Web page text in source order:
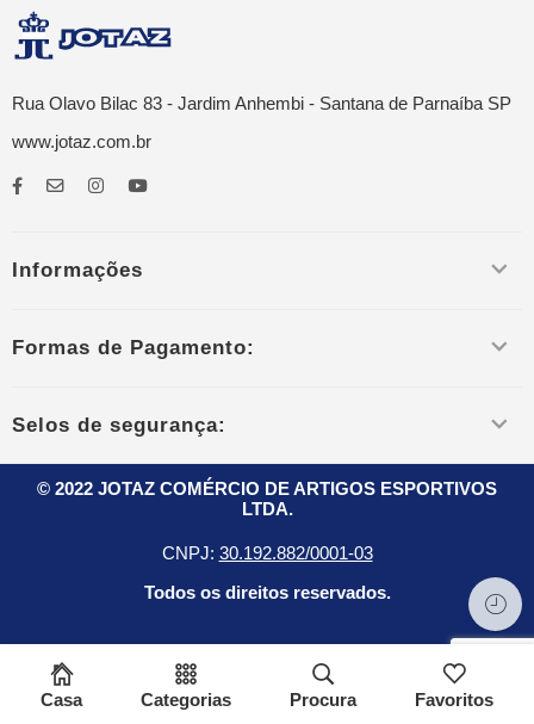
Rua Olavo Bilac 83 - Jardim Anhembi - Santana de Parnaíba SP
www.jotaz.com.br
Informações
Formas de Pagamento:
Selos de segurança:
© 2022 JOTAZ COMÉRCIO DE ARTIGOS ESPORTIVOS
LTDA.
CNPJ: 30.192.882/0001-03
Todos os direitos reservados.
Casa Categorias Procura Favoritos